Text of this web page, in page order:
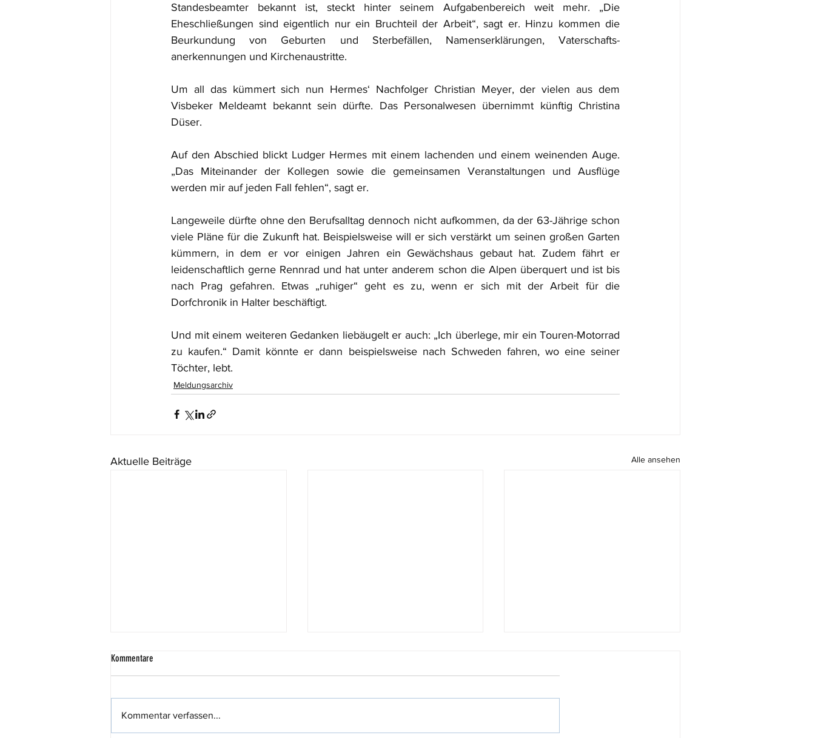
Standesbeamter bekannt ist, steckt hinter seinem Aufgabenbereich weit mehr. „Die
Eheschließungen sind eigentlich nur ein Bruchteil der Arbeit“, sagt er. Hinzu kommen die
Beurkundung von Geburten und Sterbefällen, Namenserklärungen, Vaterschafts-
anerkennungen und Kirchenaustritte.
Um all das kümmert sich nun Hermes‘ Nachfolger Christian Meyer, der vielen aus dem
Visbeker Meldeamt bekannt sein dürfte. Das Personalwesen übernimmt künftig Christina
Düser.
Auf den Abschied blickt Ludger Hermes mit einem lachenden und einem weinenden Auge.
„Das Miteinander der Kollegen sowie die gemeinsamen Veranstaltungen und Ausflüge
werden mir auf jeden Fall fehlen“, sagt er.
Langeweile dürfte ohne den Berufsalltag dennoch nicht aufkommen, da der 63-Jährige schon
viele Pläne für die Zukunft hat. Beispielsweise will er sich verstärkt um seinen großen Garten
kümmern, in dem er vor einigen Jahren ein Gewächshaus gebaut hat. Zudem fährt er
leidenschaftlich gerne Rennrad und hat unter anderem schon die Alpen überquert und ist bis
nach Prag gefahren. Etwas „ruhiger“ geht es zu, wenn er sich mit der Arbeit für die
Dorfchronik in Halter beschäftigt.
Und mit einem weiteren Gedanken liebäugelt er auch: „Ich überlege, mir ein Touren-Motorrad
zu kaufen.“ Damit könnte er dann beispielsweise nach Schweden fahren, wo eine seiner
Töchter, lebt.
Meldungsarchiv
Aktuelle Beiträge Alle ansehen
444,44 Euro für den guten Zweck
Kommentare
Kommentar verfassen...